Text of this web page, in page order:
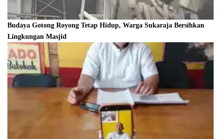
Budaya Gotong Royong Tetap Hidup, Warga Sukaraja Bersihkan
Lingkungan Masjid